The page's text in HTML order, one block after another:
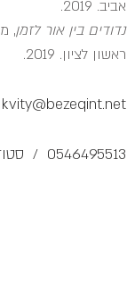
אביב. 2019.
נדודים בין אור לזמן,
ראשון לציון. 2019.
kvity@bezeqint.net
0546495513 / סטודיו :קיבוץ גלויות 45, תל אביב